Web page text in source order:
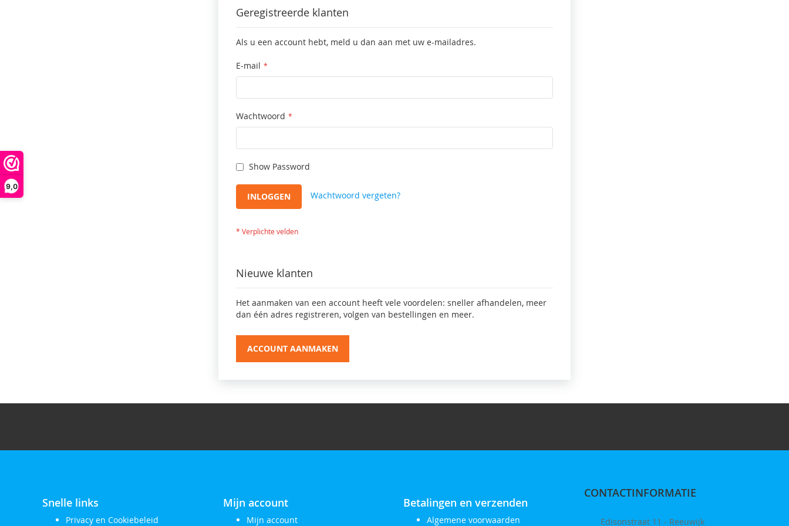
9,0
Geregistreerde klanten
Als u een account hebt, meld u dan aan met uw e-mailadres.
E-mail
Wachtwoord
Show Password
INLOGGEN Wachtwoord vergeten?
Nieuwe klanten
Het aanmaken van een account heeft vele voordelen: sneller afhandelen, meer
dan één adres registreren, volgen van bestellingen en meer.
ACCOUNT AANMAKEN
Snelle links
Privacy en Cookiebeleid
Mijn account
Mijn account
Betalingen en verzenden
Algemene voorwaarden
CONTACTINFORMATIE
Edisonstraat 11 - Reeuwijk